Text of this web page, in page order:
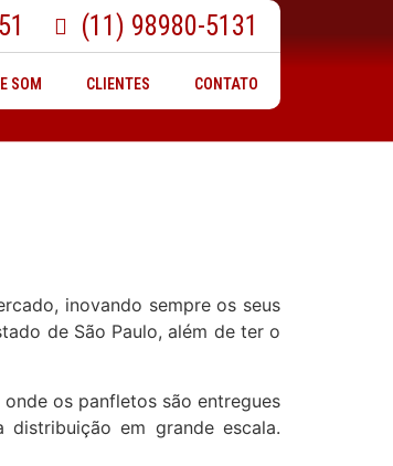
(11) 98980-5131
SOM CLIENTES CONTATO
inovando sempre os seus
de São Paulo, além de ter o
os panfletos são entregues
em grande escala.